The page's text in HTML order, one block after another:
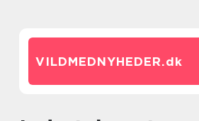
VILDMEDNYHEDER.dk